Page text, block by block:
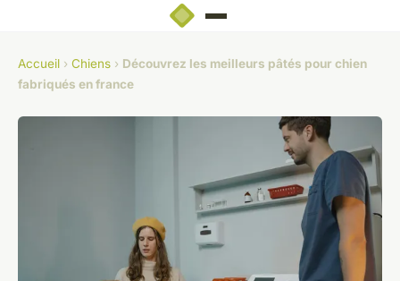
Accueil › Chiens › Découvrez les meilleurs pâtés pour chien
fabriqués en france